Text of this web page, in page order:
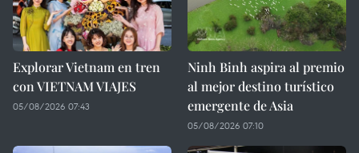
Explorar Vietnam en tren
con VIETNAM VIAJES
05/08/2026 07:43
Ninh Binh aspira al premio
al mejor destino turístico
emergente de Asia
05/08/2026 07:10